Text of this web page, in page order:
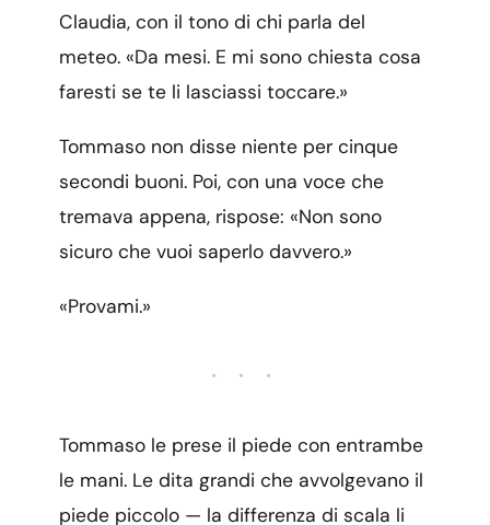
Claudia, con il tono di chi parla del
meteo. «Da mesi. E mi sono chiesta cosa
faresti se te li lasciassi toccare.»
Tommaso non disse niente per cinque
secondi buoni. Poi, con una voce che
tremava appena, rispose: «Non sono
sicuro che vuoi saperlo davvero.»
«Provami.»
• • •
Tommaso le prese il piede con entrambe
le mani. Le dita grandi che avvolgevano il
piede piccolo — la differenza di scala li